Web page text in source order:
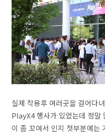
실제 착용후 여러곳을 걸어다
PlayX4 행사가 있었는데 정말
이 좀 꼬여서 인지 첫부분에는